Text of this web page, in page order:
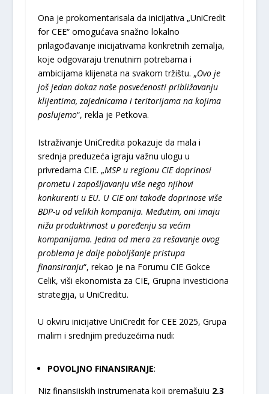
Ona je prokomentarisala da inicijativa „UniCredit
for CEE“ omogućava snažno lokalno
prilagođavanje inicijativama konkretnih zemalja,
koje odgovaraju trenutnim potrebama i
ambicijama klijenata na svakom tržištu. „Ovo je
još jedan dokaz naše posvećenosti približavanju
klijentima, zajednicama i teritorijama na kojima
poslujemo“, rekla je Petkova.
Istraživanje UniCredita pokazuje da mala i
srednja preduzeća igraju važnu ulogu u
privredama CIE. „MSP u regionu CIE doprinosi
prometu i zapošljavanju više nego njihovi
konkurenti u EU. U CIE oni takođe doprinose više
BDP-u od velikih kompanija. Međutim, oni imaju
nižu produktivnost u poređenju sa većim
kompanijama. Jedna od mera za rešavanje ovog
problema je dalje poboljšanje pristupa
finansiranju“, rekao je na Forumu CIE Gokce
Celik, viši ekonomista za CIE, Grupna investiciona
strategija, u UniCreditu.
U okviru inicijative UniCredit for CEE 2025, Grupa
malim i srednjim preduzećima nudi:
POVOLJNO FINANSIRANJE:
Niz finansijskih instrumenata koji premašuju 2,3